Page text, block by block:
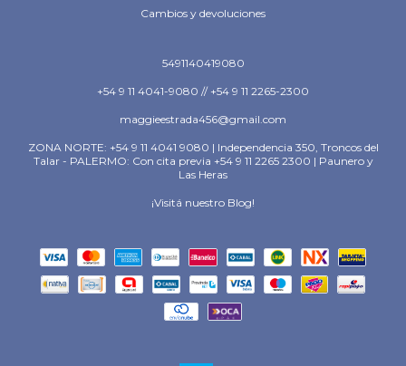
Cambios y devoluciones
5491140419080
+54 9 11 4041-9080 // +54 9 11 2265-2300
maggieestrada456@gmail.com
ZONA NORTE: +54 9 11 4041 9080 | Independencia 350, Troncos del
Talar - PALERMO: Con cita previa +54 9 11 2265 2300 | Paunero y
Las Heras
¡Visitá nuestro Blog!